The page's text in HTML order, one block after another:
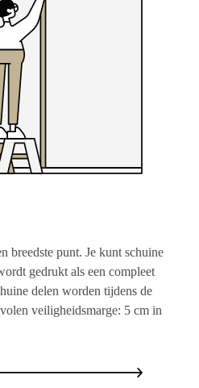
breedste punt. Je kunt schuine
gedrukt als een compleet
delen worden tijdens de
veiligheidsmarge: 5 cm in